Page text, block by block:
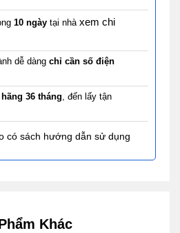
10 ngày tại nhà xem chi
dễ dàng chỉ cần số điện
36 tháng , đến lấy tận
có sách hướng dẫn sử dụng
Khác